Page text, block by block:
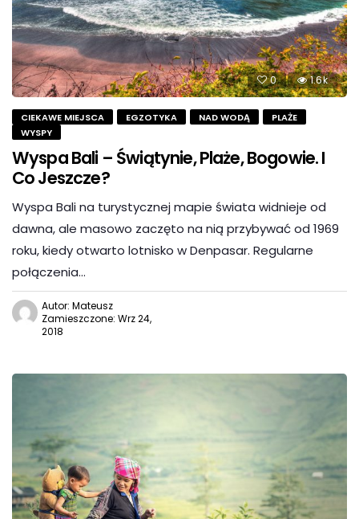
0 1.6k
CIEKAWE MIEJSCA EGZOTYKA NAD WODĄ
PLAŻE
WYSPY
Wyspa Bali – Świątynie, Plaże, Bogowie. I
Co Jeszcze?
Wyspa Bali na turystycznej mapie świata widnieje od
dawna, ale masowo zaczęto na nią przybywać od 1969
roku, kiedy otwarto lotnisko w Denpasar. Regularne
połączenia…
Autor: Mateusz
Zamieszczone: Wrz 24,
2018